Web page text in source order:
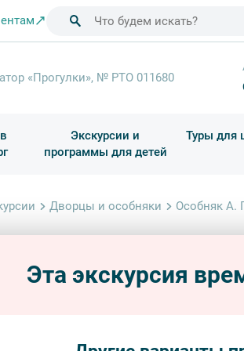
«Прогулки», № РТО 011680
Экскурсии и
программы для детей
Туры для
Дворцы и особняки Особняк А.
Эта экскурсия